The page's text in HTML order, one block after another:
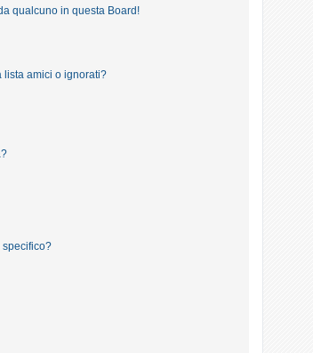
qualcuno in questa Board!
lista amici o ignorati?
specifico?